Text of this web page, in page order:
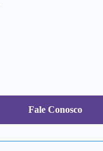
Fale Conosco